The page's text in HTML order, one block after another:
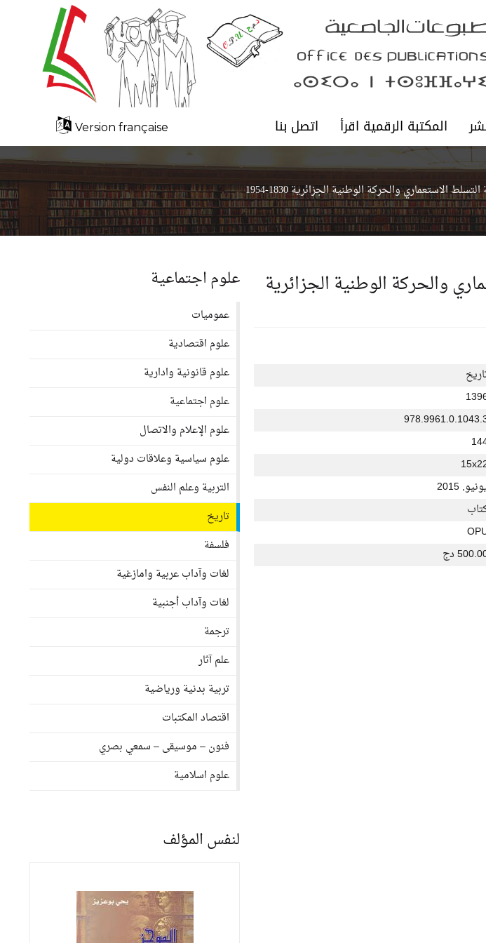
المكتبة الرقمية اقرأ اتصل بنا Version française
الاستعماري والحركة الوطنية الجزائرية 1830-1954
والحركة الوطنية الجزائرية
2015
دج
علوم اجتماعية
عموميات
علوم اقتصادية
علوم قانونية وادارية
علوم اجتماعية
علوم الإعلام والاتصال
علوم سياسية وعلاقات دولية
التربية وعلم النفس
تاريخ
فلسفة
لغات وآداب عربية وامازغية
لغات وآداب أجنبية
ترجمة
علم آثار
تربية بدنية ورياضية
اقتصاد المكتبات
فنون – موسيقى – سمعي بصري
علوم اسلامية
لنفس المؤلف